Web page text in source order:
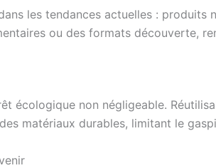
les tendances actuelles :
ou des formats découverte,
écologique non négligeable.
matériaux durables, limitant le